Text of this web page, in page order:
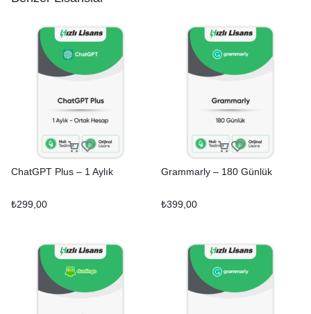
ChatGPT Plus – 1 Aylık
₺299,00
Grammarly – 180 Günlük
₺399,00